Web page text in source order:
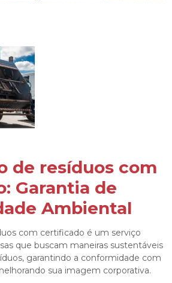
de resíduos com
: Garantia de
Ambiental
com certificado é um serviço
que buscam maneiras sustentáveis
garantindo a conformidade com
sua imagem corporativa.